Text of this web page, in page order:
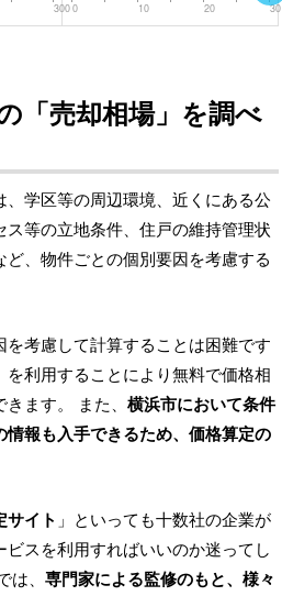
3000 10 20 30
「売却相場」を調べ
学区等の周辺環境、近くにある公
等の立地条件、住戸の維持管理状
、物件ごとの個別要因を考慮する
考慮して計算することは困難です
を利用することにより無料で価格相
ます。 また、 横浜市において条件
報も入手できるため、価格算定の
サイト 」といっても十数社の企業が
スを利用すればいいのか迷ってし
、 専門家による監修のもと、様々